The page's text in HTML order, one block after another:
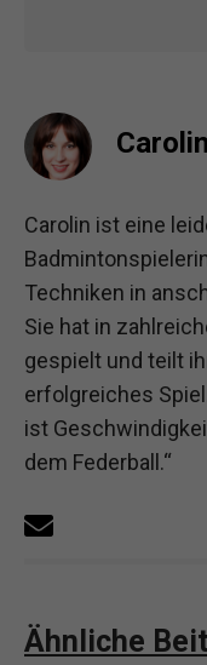
Carolin ist eine
Techniken in
Sie hat in
gespielt und teilt
erfolgreiches
ist
dem Federball.“
Ähnliche